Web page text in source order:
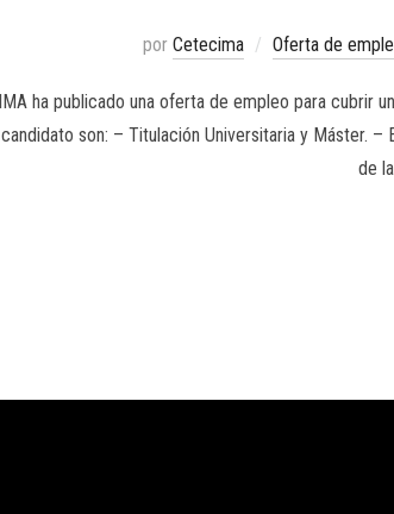
por Cetecima Oferta de
ha publicado una oferta de empleo para cubrir
son: – Titulación Universitaria y Máster.
de